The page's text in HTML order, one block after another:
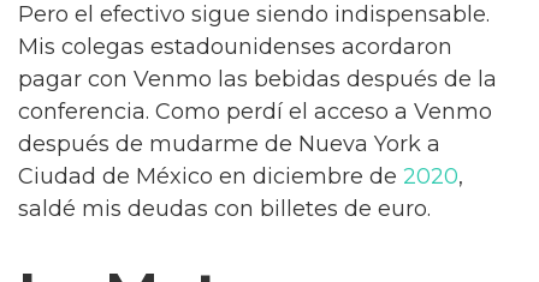
Pero el efectivo sigue siendo indispensable.
Mis colegas estadounidenses acordaron
pagar con Venmo las bebidas después de la
conferencia. Como perdí el acceso a Venmo
después de mudarme de Nueva York a
Ciudad de México en diciembre de 2020,
saldé mis deudas con billetes de euro.